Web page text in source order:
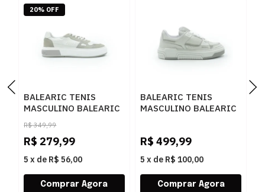
BALEARIC TENIS
MASCULINO BALEARIC
BELLVER POW075
TITANI
R$ 349,99
R$ 279,99
5 x de R$ 56,00
20% OFF
BALEARIC TENIS
MASCULINO BALEARIC
R$ 499,99
5 x de R$ 100,00